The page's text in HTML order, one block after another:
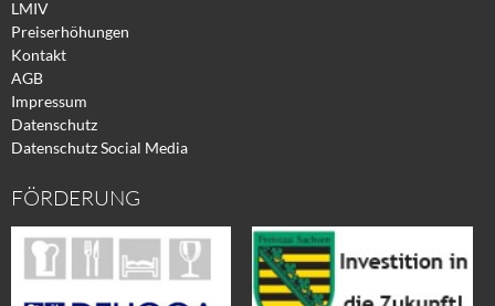
LMIV
Preiserhöhungen
Kontakt
AGB
Impressum
Datenschutz
Datenschutz Social Media
FÖRDERUNG